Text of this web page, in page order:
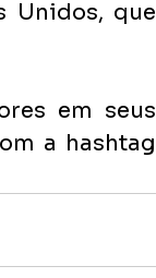
Unidos, que
em seus